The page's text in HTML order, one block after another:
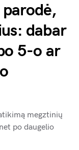
dabar
5-o ar
megztinių
po daugelio